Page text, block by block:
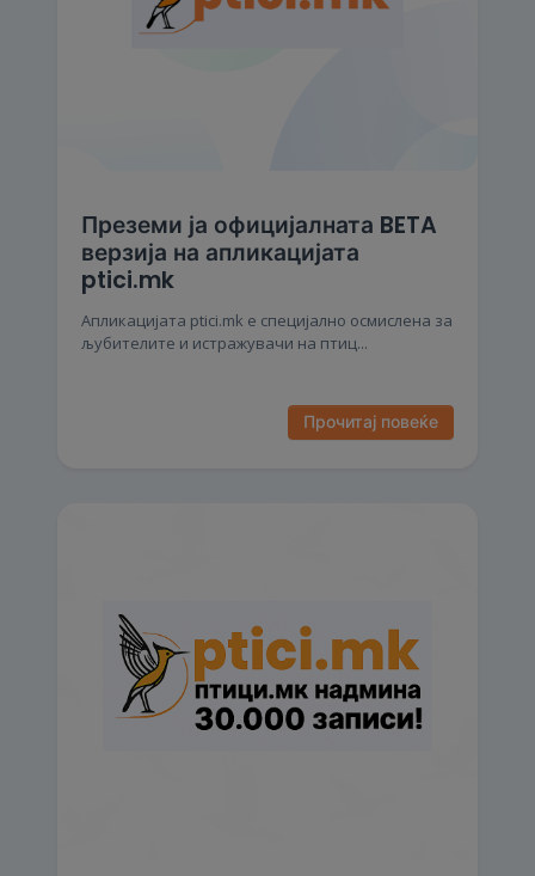
Преземи ја официјалната BETA
верзија на апликацијата
ptici.mk
Aпликацијата ptici.mk е специјално осмислена за
љубителите и истражувачи на птиц...
Прочитај повеќе